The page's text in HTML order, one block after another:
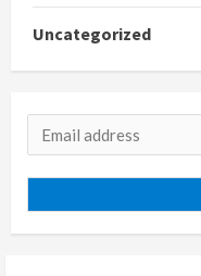
Uncategorized